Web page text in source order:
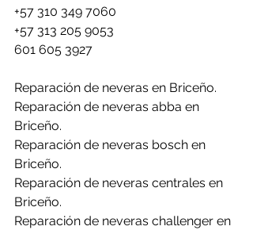
+57 310 349 7060
+57 313 205 9053
601 605 3927
Reparación de neveras en Briceño.
Reparación de neveras abba en
Briceño.
Reparación de neveras bosch en
Briceño.
Reparación de neveras centrales en
Briceño.
Reparación de neveras challenger en